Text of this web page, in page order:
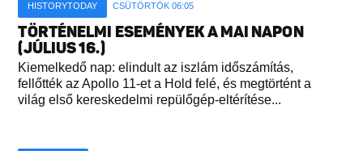
HISTORYTODAY CSÜTÖRTÖK 06:05
TÖRTÉNELMI ESEMÉNYEK A MAI NAPON
(JÚLIUS 16.)
Kiemelkedő nap: elindult az iszlám időszámítás,
fellőtték az Apollo 11-et a Hold felé, és megtörtént a
világ első kereskedelmi repülőgép-eltérítése...